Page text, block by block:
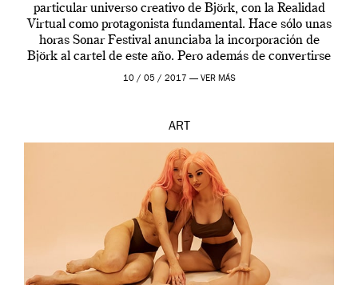
particular universo creativo de Björk, con la Realidad
Virtual como protagonista fundamental. Hace sólo unas
horas Sonar Festival anunciaba la incorporación de
Björk al cartel de este año. Pero además de convertirse
en una de las actuaciones más relevantes […]
10 / 05 / 2017 — VER MÁS
ART